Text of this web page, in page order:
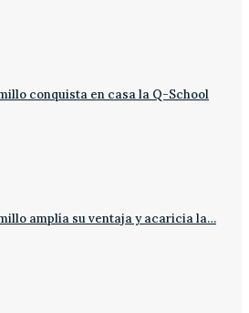
conquista en casa la Q-School
amplía su ventaja y acaricia la…